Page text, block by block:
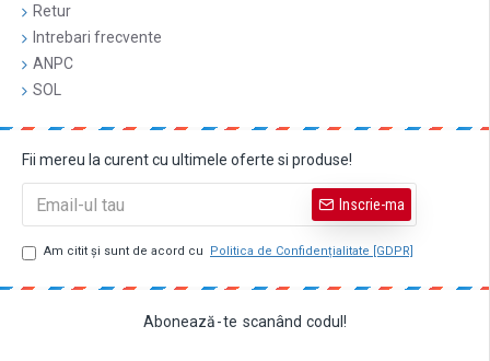
Retur
Intrebari frecvente
ANPC
SOL
Fii mereu la curent cu ultimele oferte si produse!
Inscrie-ma
Am citit şi sunt de acord cu Politica de Confidențialitate [GDPR]
Abonează-te scanând codul!